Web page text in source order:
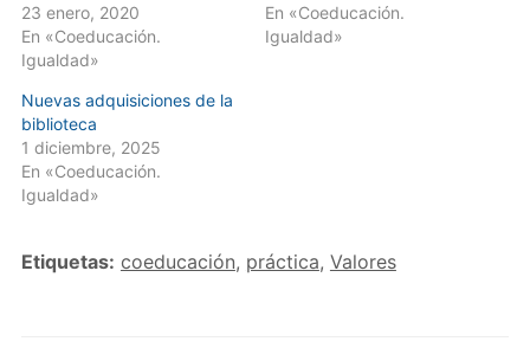
23 enero, 2020
En «Coeducación.
Igualdad»
En «Coeducación.
Igualdad»
Nuevas adquisiciones de la
biblioteca
1 diciembre, 2025
En «Coeducación.
Igualdad»
Etiquetas: coeducación, práctica, Valores